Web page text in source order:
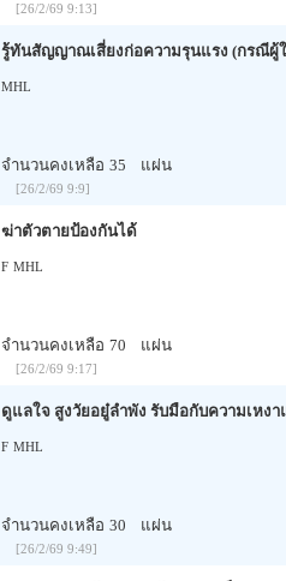
[26/2/69 9:13]
รู้ทันสัญญาณเสี่ยงก่อความรุนแรง (กรณีผู้
MHL
จำนวนคงเหลือ 35 แผ่น
[26/2/69 9:9]
ฆ่าตัวตายป้องกันได้
F MHL
จำนวนคงเหลือ 70 แผ่น
[26/2/69 9:17]
ดูแลใจ สูงวัยอยู๋ลำพัง รับมือกับความเหง
F MHL
จำนวนคงเหลือ 30 แผ่น
[26/2/69 9:49]